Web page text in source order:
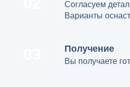
Согласуем
Варианты
Получение
Вы получаете